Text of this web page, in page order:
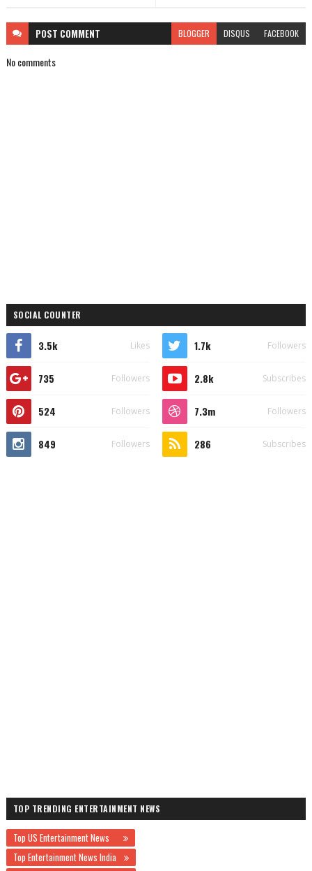
POST COMMENT BLOGGER DISQUS FACEBOOK
No comments
SOCIAL COUNTER
3.5k Likes 1.7k Followers
735 Followers 2.8k Subscribes
524 Followers 7.3m Followers
849 Followers 286 Subscribes
TOP TRENDING ENTERTAINMENT NEWS
Top US Entertainment News
Top Entertainment News India